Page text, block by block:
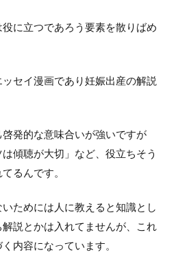
に立つであろう要素を散りばめ
セイ漫画であり妊娠出産の解説
発的な意味合いが強いですが
は傾聴が大切」など、役立ちそう
るんです。
ためには人に教えると知識とし
説とかは入れてませんが、これ
内容になっています。